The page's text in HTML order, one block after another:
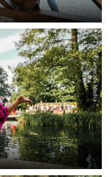
© TVS | Framerate Media